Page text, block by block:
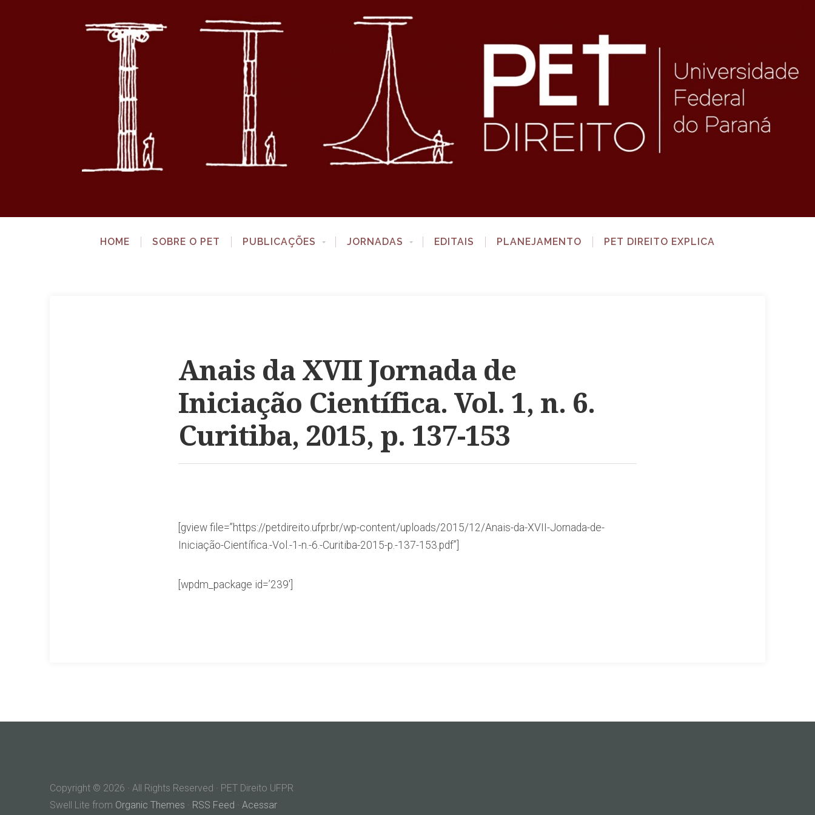
HOME SOBRE O PET PUBLICAÇÕES JORNADAS EDITAIS PLANEJAMENTO PET DIREITO EXPLICA
Anais da XVII Jornada de
Iniciação Científica. Vol. 1, n. 6.
Curitiba, 2015, p. 137-153
[gview file=”https://petdireito.ufpr.br/wp-content/uploads/2015/12/Anais-da-XVII-Jornada-de-
Iniciação-Científica.-Vol.-1-n.-6.-Curitiba-2015-p.-137-153.pdf”]
[wpdm_package id=’239′]
Copyright © 2026 · All Rights Reserved · PET Direito UFPR
Swell Lite from Organic Themes · RSS Feed · Acessar